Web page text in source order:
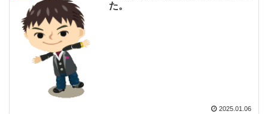
た。
2025.01.06